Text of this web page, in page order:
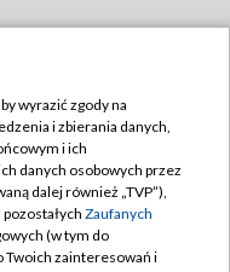
wyrazić zgody na
i zbierania danych,
i ich
danych osobowych przez
dalej również „TVP”),
pozostałych Zaufanych
(w tym do
Twoich zainteresowań i